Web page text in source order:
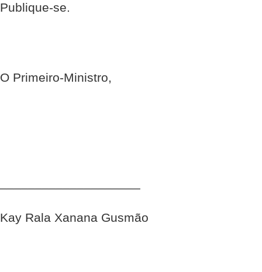
Publique-se.
O Primeiro-Ministro,
Kay Rala Xanana Gusmão